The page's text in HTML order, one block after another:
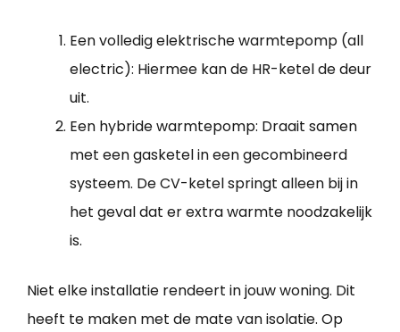
Een volledig elektrische warmtepomp (all
electric): Hiermee kan de HR-ketel de deur
uit.
Een hybride warmtepomp: Draait samen
met een gasketel in een gecombineerd
systeem. De CV-ketel springt alleen bij in
het geval dat er extra warmte noodzakelijk
is.
Niet elke installatie rendeert in jouw woning. Dit
heeft te maken met de mate van isolatie. Op